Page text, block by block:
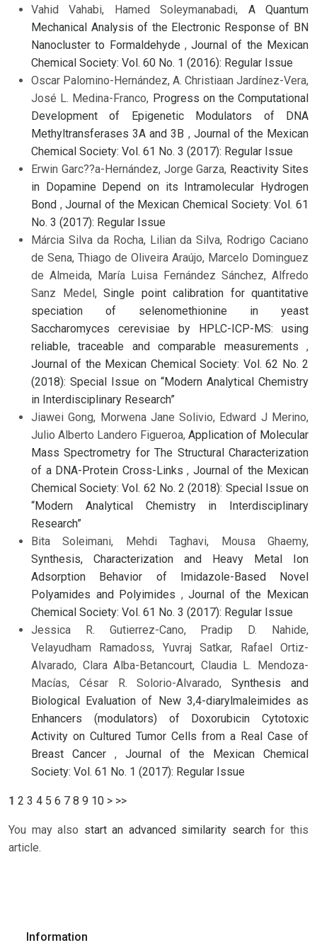
Vahid Vahabi, Hamed Soleymanabadi, A Quantum
Mechanical Analysis of the Electronic Response of BN
Nanocluster to Formaldehyde ,Journal of the Mexican
Chemical Society: Vol. 60 No. 1 (2016): Regular Issue
Oscar Palomino-Hernández, A. Christiaan Jardínez-Vera,
José L. Medina-Franco, Progress on the Computational
Development of Epigenetic Modulators of DNA
Methyltransferases 3A and 3B , Journal of the Mexican
Chemical Society: Vol. 61 No. 3 (2017): Regular Issue
Erwin Garc??a-Hernández, Jorge Garza, Reactivity Sites
in Dopamine Depend on its Intramolecular Hydrogen
Bond ,Journal of the Mexican Chemical Society: Vol. 61
No. 3 (2017): Regular Issue
Márcia Silva da Rocha, Lilian da Silva, Rodrigo Caciano
de Sena, Thiago de Oliveira Araújo, Marcelo Dominguez
de Almeida, María Luisa Fernández Sánchez, Alfredo
Sanz Medel, Single point calibration for quantitative
speciation of selenomethionine in yeast
Saccharomyces cerevisiae by HPLC-ICP-MS: using
reliable, traceable and comparable measurements ,
Journal of the Mexican Chemical Society: Vol. 62 No. 2
(2018): Special Issue on “Modern Analytical Chemistry
in Interdisciplinary Research”
Jiawei Gong, Morwena Jane Solivio, Edward J Merino,
Julio Alberto Landero Figueroa, Application of Molecular
Mass Spectrometry for The Structural Characterization
of a DNA-Protein Cross-Links , Journal of the Mexican
Chemical Society: Vol. 62 No. 2 (2018): Special Issue on
“Modern Analytical Chemistry in Interdisciplinary
Research”
Bita Soleimani, Mehdi Taghavi, Mousa Ghaemy,
Synthesis, Characterization and Heavy Metal Ion
Adsorption Behavior of Imidazole-Based Novel
Polyamides and Polyimides ,Journal of the Mexican
Chemical Society: Vol. 61 No. 3 (2017): Regular Issue
Jessica R. Gutierrez-Cano, Pradip D. Nahide,
Velayudham Ramadoss, Yuvraj Satkar, Rafael Ortiz-
Alvarado, Clara Alba-Betancourt, Claudia L. Mendoza-
Macías, César R. Solorio-Alvarado,Synthesis and
Biological Evaluation of New 3,4-diarylmaleimides as
Enhancers (modulators) of Doxorubicin Cytotoxic
Activity on Cultured Tumor Cells from a Real Case of
Breast Cancer , Journal of the Mexican Chemical
Society: Vol. 61 No. 1 (2017): Regular Issue
1 2 3 4 5 6 7 8 9 10 > >>
You may also start an advanced similarity searchfor this
article.
Information